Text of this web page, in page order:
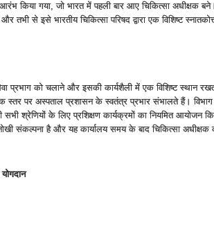
किया गया, जो भारत में पहली बार आए चिकित्‍सा अधीक्षक
तभी से इसे भारतीय चिकित्‍सा परिषद द्वारा एक विशिष्‍ट
प्रभाग को चलाने और इसकी कार्यशैली में एक विशिष्‍ट स्‍थान
स्‍तर पर अस्‍पताल प्रशासन के स्‍वतंत्र प्रभार संभालते हैं। विभाग
सभी श्रेणियों के लिए प्रशिक्षण कार्यक्रमों का नियमित आयोजन
संकल्‍पना है और यह कार्यालय समय के बाद चिकित्‍सा अधीक्षक